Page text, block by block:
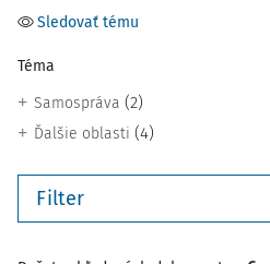
Sledovať tému
Téma
Samospráva (2)
Ďalšie oblasti (4)
Filter